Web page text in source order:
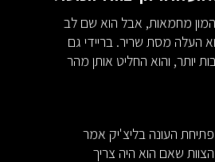
המון מחמאות, אבל הוא שם לב
העלה מסת שריר. בריידי גם
יותר, והוא החליט אותן מהר
העונה בליצ'יק אמר
שאם הוא היה צריך